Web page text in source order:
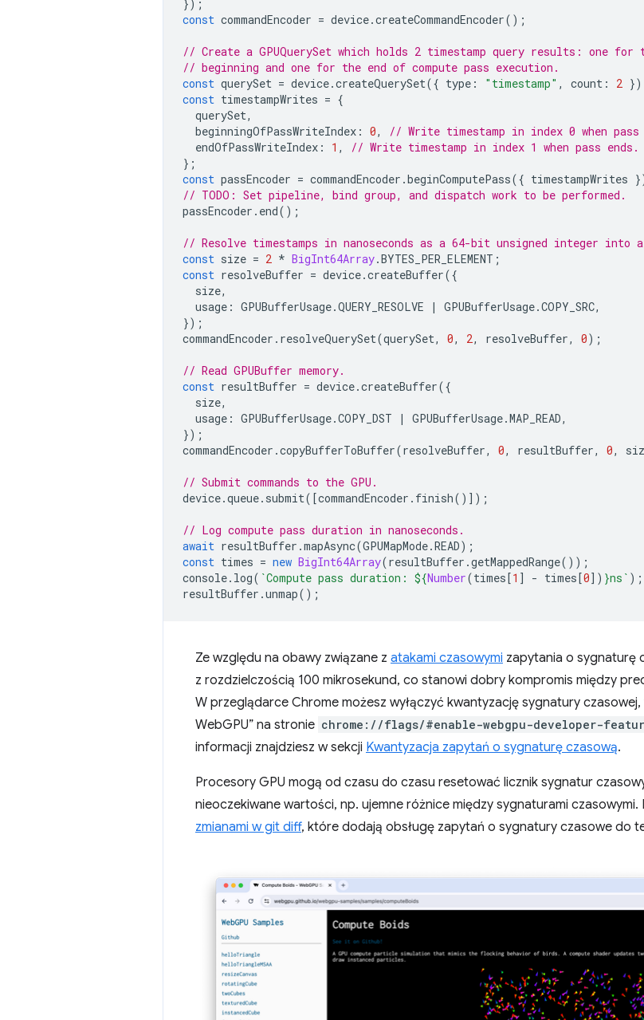
});
const commandEncoder = device.createCommandEncoder();
// Create a GPUQuerySet which holds 2 timestamp query results: one for
// beginning and one for the end of compute pass execution.
const querySet = device.createQuerySet({ type : "timestamp" , count : 2
const timestampWrites = {
querySet,
beginningOfPassWriteIndex : 0,
// Write timestamp in index 0 when pass
endOfPassWriteIndex : 1 ,
// Write timestamp in index 1 when pass ends.
};
const passEncoder = commandEncoder .beginComputePass({ timestampWrites
// TODO: Set pipeline, bind group, and dispatch work to be performed.
passEncoder . end();
// Resolve timestamps in nanoseconds as a 64-bit unsigned integer into a
const size = 2 * BigInt64Array.BYTES_PER_ELEMENT ;
const resolveBuffer = device.createBuffer({
size,
usage : GPUBufferUsage.QUERY_RESOLVE | GPUBufferUsage.COPY_SRC,
});
commandEncoder . resolveQuerySet(querySet, 0, 2, resolveBuffer, 0);
// Read GPUBuffer memory.
const resultBuffer = device.createBuffer({
size,
usage : GPUBufferUsage.COPY_DST | GPUBufferUsage.MAP_READ,
});
commandEncoder .copyBufferToBuffer(resolveBuffer, 0, resultBuffer, 0,
// Submit commands to the GPU.
device.queue. submit([commandEncoder . finish()]);
// Log compute pass duration in nanoseconds.
await resultBuffer .mapAsync(GPUMapMode.READ);
const times = new BigInt64Array(resultBuffer .getMappedRange());
console. log( `Compute pass duration: ${Number(times[1 ] - times[0]) }ns` );
resultBuffer .unmap();
Ze względu na obawy związane z atakami czasowymi zapytania o sygnaturę
z rozdzielczością 100 mikrosekund, co stanowi dobry kompromis między
W przeglądarce Chrome możesz wyłączyć kwantyzację sygnatury czasowej,
WebGPU” na stronie chrome://flags/#enable-webgpu-developer-
informacji znajdziesz w sekcji Kwantyzacja zapytań o sygnaturę czasową.
Procesory GPU mogą od czasu do czasu resetować licznik sygnatur
nieoczekiwane wartości, np. ujemne różnice między sygnaturami
zmianami w git diff, które dodają obsługę zapytań o sygnatury czasowe do